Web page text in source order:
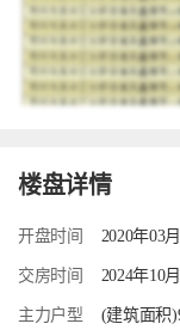
楼盘详情
开盘时间 2020年03
交房时间 2024年10
主力户型 (建筑面积